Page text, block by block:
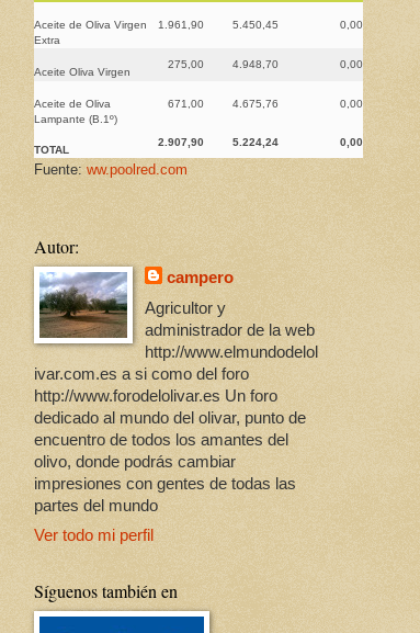
Aceite de Oliva Virgen
Extra
1.961,90 5.450,45 0,00
Aceite Oliva Virgen
275,00 4.948,70 0,00
Aceite de Oliva
Lampante (B.1º)
671,00 4.675,76 0,00
TOTAL
2.907,90 5.224,24 0,00
Fuente: ww.poolred.com
Autor:
campero
Agricultor y
administrador de la web
http://www.elmundodelol
ivar.com.es a si como del foro
http://www.forodelolivar.es Un foro
dedicado al mundo del olivar, punto de
encuentro de todos los amantes del
olivo, donde podrás cambiar
impresiones con gentes de todas las
partes del mundo
Ver todo mi perfil
Síguenos también en